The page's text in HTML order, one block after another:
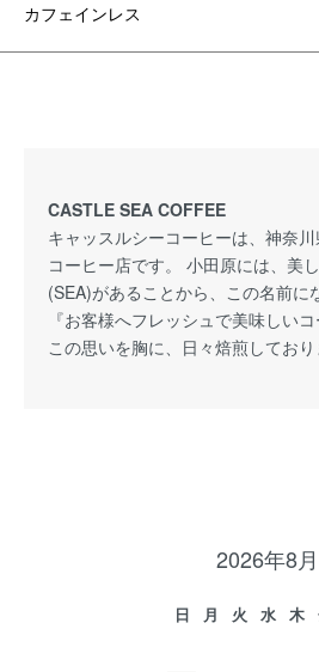
カフェインレス
CASTLE SEA COFFEE
キャッスルシーコーヒーは、神奈
コーヒー店です。 小田原には、美
(SEA)があることから、この名前に
『お客様へフレッシュで美味しい
この思いを胸に、日々焙煎しており
2026年8月
日 月 火 水 木